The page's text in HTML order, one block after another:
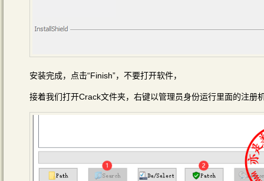
安装完成，点击“Finish”，不要打开软件，
接着我们打开Crack文件夹，右键以管理员身份运行里面的注册